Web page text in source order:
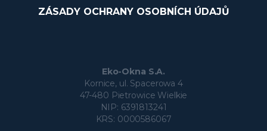
ZÁSADY OCHRANY OSOBNÍCH ÚDAJŮ
Eko-Okna S.A.
Kornice, ul. Spacerowa 4
47-480 Pietrowice Wielkie
NIP: 6391813241
KRS: 0000586067